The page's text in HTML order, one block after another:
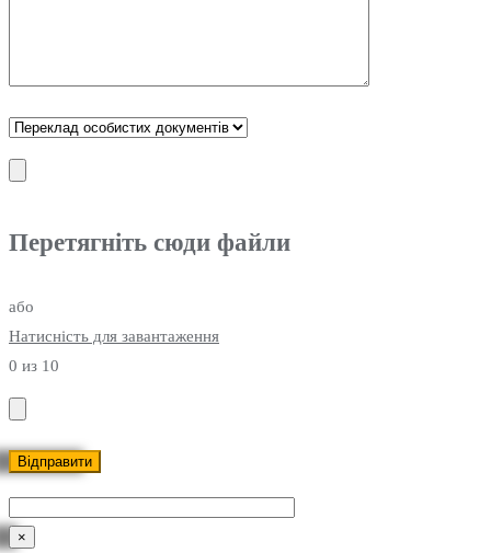
Перетягніть сюди файли
або
Натисність для завантаження
0 из 10
×